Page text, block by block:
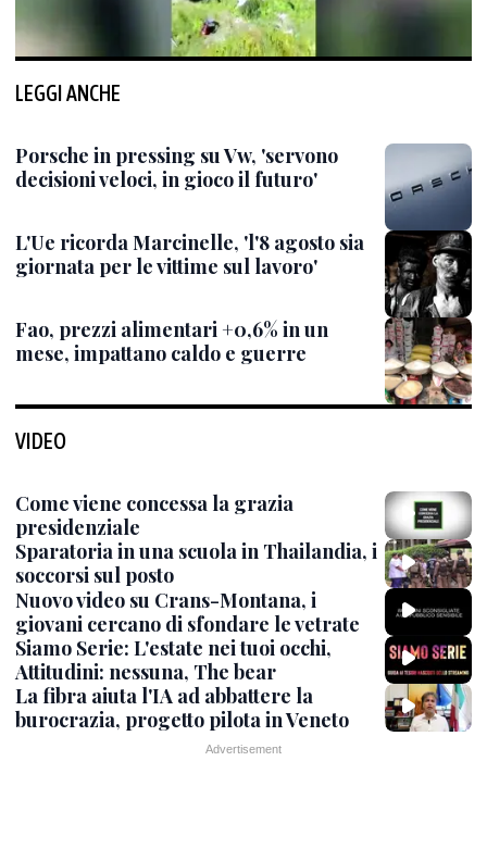
LEGGI ANCHE
Porsche in pressing su Vw, 'servono
decisioni veloci, in gioco il futuro'
L'Ue ricorda Marcinelle, 'l'8 agosto sia
giornata per le vittime sul lavoro'
Fao, prezzi alimentari +0,6% in un
mese, impattano caldo e guerre
VIDEO
Come viene concessa la grazia
presidenziale
Sparatoria in una scuola in Thailandia, i
soccorsi sul posto
Nuovo video su Crans-Montana, i
giovani cercano di sfondare le vetrate
Siamo Serie: L'estate nei tuoi occhi,
Attitudini: nessuna, The bear
La fibra aiuta l'IA ad abbattere la
burocrazia, progetto pilota in Veneto